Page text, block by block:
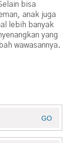
bisa
anak juga
lebih banyak
yang
wawasannya.